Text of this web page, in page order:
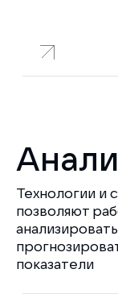
Технологии и
позволяют
показатели